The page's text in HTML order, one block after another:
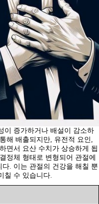
이 증가하거나 배설이 감소하
해 배출되지만, 유전적 요인,
면서 요산 수치가 상승하게 됩
정체 형태로 변형되어 관절에
. 이는 관절의 건강을 해칠 뿐
칠 수 있습니다.